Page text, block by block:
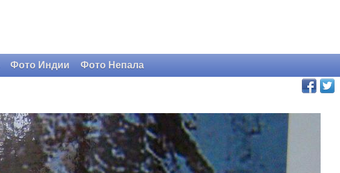
Фото Индии Фото Непала